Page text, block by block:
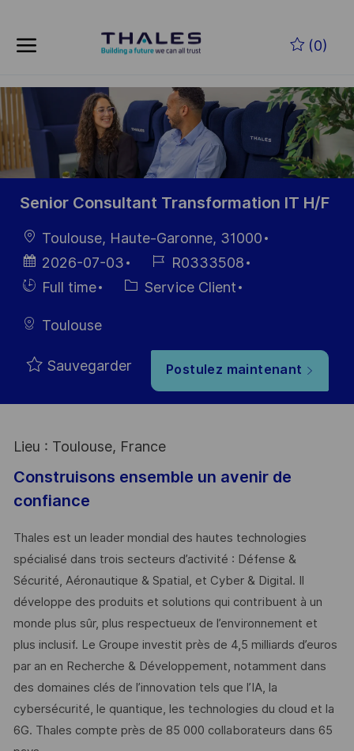
(0)
-
Senior Consultant Transformation IT H/F
localisation
Toulouse, Haute-Garonne, 31000
Date
d’affichage
2026-07-03
Référence
du poste
R0333508
HiringFull time Catégorie
Service Client
Toulouse
Sauvegarder Postulez maintenant
Lieu : Toulouse, France
Construisons ensemble un avenir de
confiance
Thales est un leader mondial des hautes technologies
spécialisé dans trois secteurs d’activité : Défense &
Sécurité, Aéronautique & Spatial, et Cyber & Digital. Il
développe des produits et solutions qui contribuent à un
monde plus sûr, plus respectueux de l’environnement et
plus inclusif. Le Groupe investit près de 4,5 milliards d’euros
par an en Recherche & Développement, notamment dans
des domaines clés de l’innovation tels que l’IA, la
cybersécurité, le quantique, les technologies du cloud et la
6G. Thales compte près de 85 000 collaborateurs dans 65